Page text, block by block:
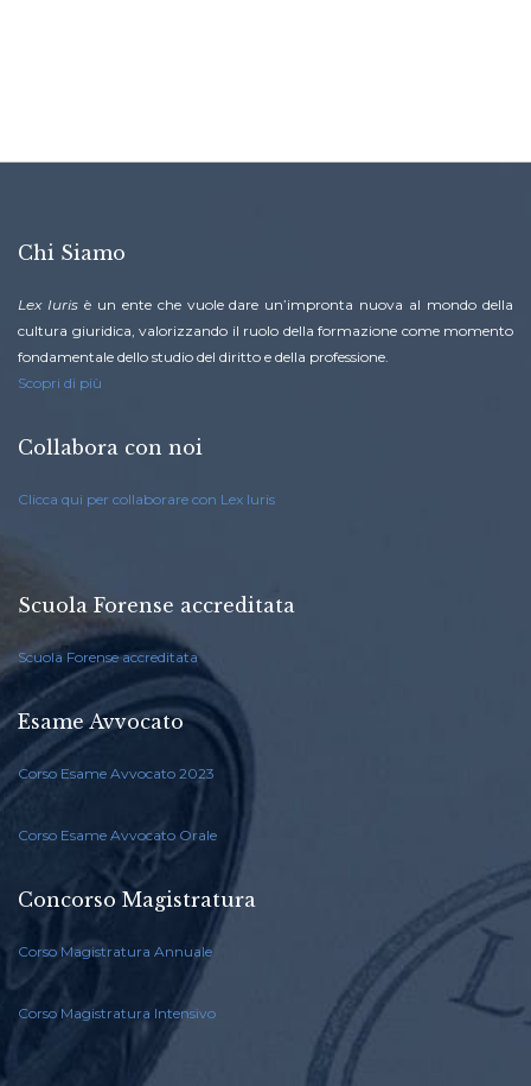
Chi Siamo
Lex Iurisè un ente che vuole dare un’impronta nuova al mondo della
cultura giuridica, valorizzando il ruolo della formazione come momento
fondamentale dello studio del diritto e della professione.
Scopri di più
Collabora con noi
Clicca qui per collaborare con Lex Iuris
Scuola Forense accreditata
Scuola Forense accreditata
Esame Avvocato
Corso Esame Avvocato 2023
Corso Esame Avvocato Orale
Concorso Magistratura
Corso Magistratura Annuale
Corso Magistratura Intensivo